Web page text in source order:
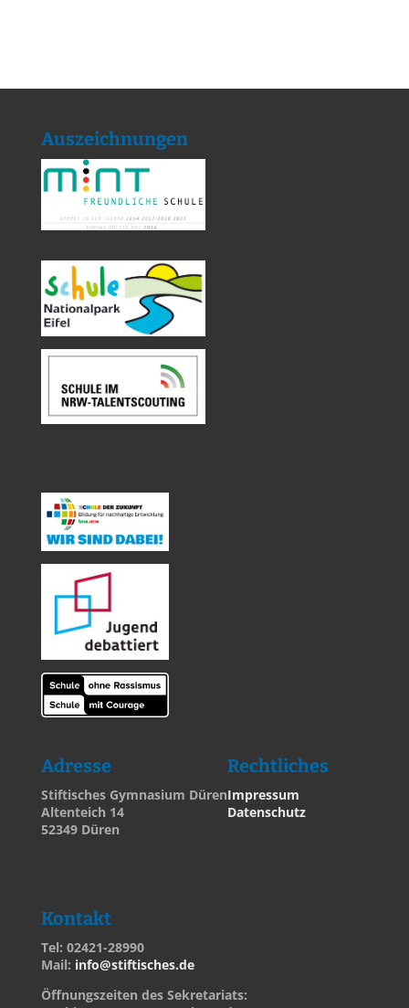
Auszeichnungen
Adresse
Stiftisches Gymnasium Düren
Altenteich 14
52349 Düren
Rechtliches
Impressum
Datenschutz
Kontakt
Tel: 02421-28990
Mail: info@stiftisches.de
Öffnungszeiten des Sekretariats: